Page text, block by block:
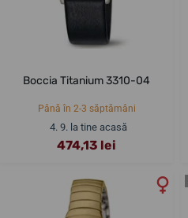
Boccia Titanium 3310-04
Până în 2-3 săptămâni
4. 9. la tine acasă
474,13 lei